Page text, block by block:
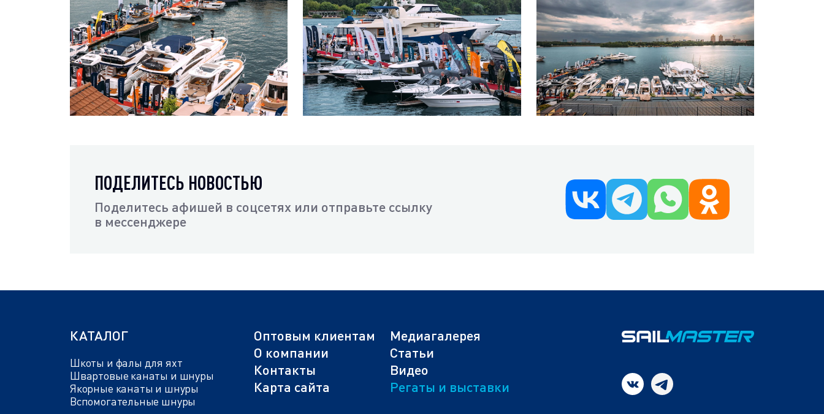
ПОДЕЛИТЕСЬ НОВОСТЬЮ
Поделитесь афишей в соцсетях или отправьте ссылку
в мессенджере
КАТАЛОГ
Шкоты и фалы для яхт
Швартовые канаты и шнуры
Якорные канаты и шнуры
Вспомогательные шнуры
Оптовым клиентам
О компании
Контакты
Карта сайта
Медиагалерея
Статьи
Видео
Регаты и выставки